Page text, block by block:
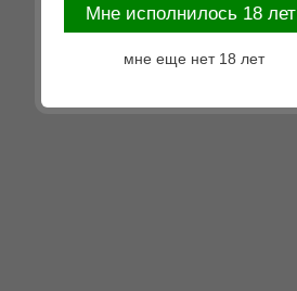
Mне исполнилось 18 лет
мне еще нет 18 лет